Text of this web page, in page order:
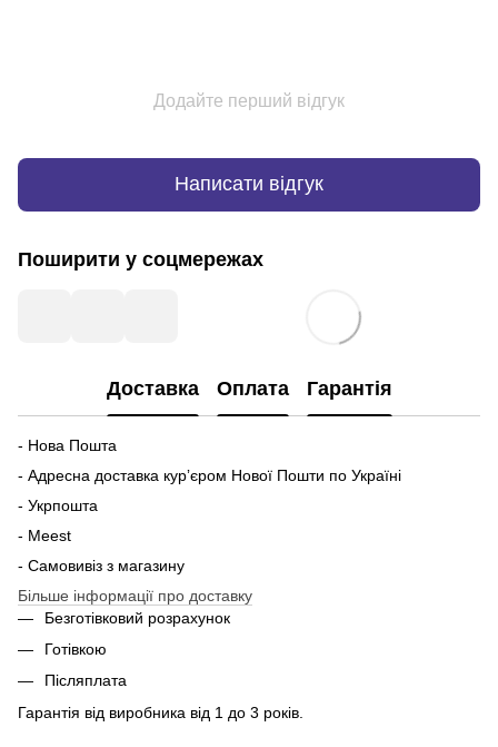
Додайте перший відгук
Написати відгук
Поширити у соцмережах
Доставка Оплата Гарантія
- Нова Пошта
- Адресна доставка курʼєром Нової Пошти по Україні
- Укрпошта
- Meest
- Самовивіз з магазину
Більше інформації про доставку
Безготівковий розрахунок
Готівкою
Післяплата
Гарантія від виробника від 1 до 3 років.